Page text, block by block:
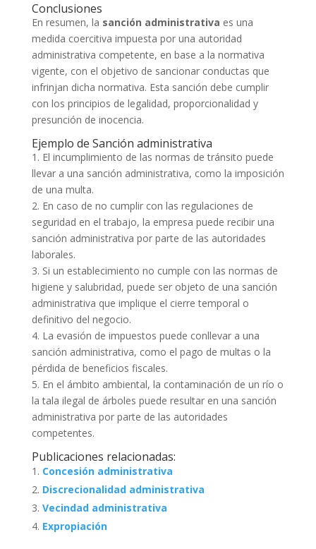
Conclusiones
En resumen, la sanción administrativa es una
medida coercitiva impuesta por una autoridad
administrativa competente, en base a la normativa
vigente, con el objetivo de sancionar conductas que
infrinjan dicha normativa. Esta sanción debe cumplir
con los principios de legalidad, proporcionalidad y
presunción de inocencia.
Ejemplo de Sanción administrativa
1. El incumplimiento de las normas de tránsito puede
llevar a una sanción administrativa, como la imposición
de una multa.
2. En caso de no cumplir con las regulaciones de
seguridad en el trabajo, la empresa puede recibir una
sanción administrativa por parte de las autoridades
laborales.
3. Si un establecimiento no cumple con las normas de
higiene y salubridad, puede ser objeto de una sanción
administrativa que implique el cierre temporal o
definitivo del negocio.
4. La evasión de impuestos puede conllevar a una
sanción administrativa, como el pago de multas o la
pérdida de beneficios fiscales.
5. En el ámbito ambiental, la contaminación de un río o
la tala ilegal de árboles puede resultar en una sanción
administrativa por parte de las autoridades
competentes.
Publicaciones relacionadas:
Concesión administrativa
Discrecionalidad administrativa
Vecindad administrativa
Expropiación